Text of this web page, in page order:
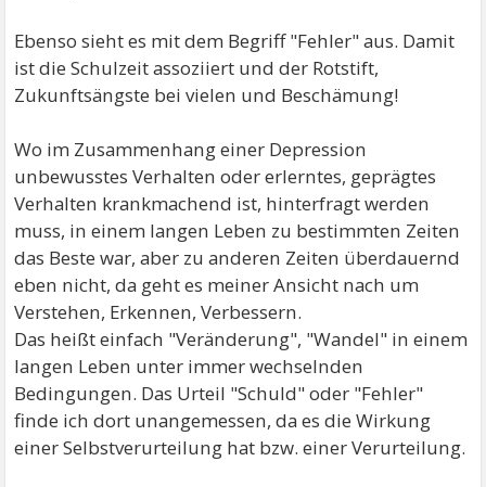
Ebenso sieht es mit dem Begriff "Fehler" aus. Damit
ist die Schulzeit assoziiert und der Rotstift,
Zukunftsängste bei vielen und Beschämung!
Wo im Zusammenhang einer Depression
unbewusstes Verhalten oder erlerntes, geprägtes
Verhalten krankmachend ist, hinterfragt werden
muss, in einem langen Leben zu bestimmten Zeiten
das Beste war, aber zu anderen Zeiten überdauernd
eben nicht, da geht es meiner Ansicht nach um
Verstehen, Erkennen, Verbessern.
Das heißt einfach "Veränderung", "Wandel" in einem
langen Leben unter immer wechselnden
Bedingungen. Das Urteil "Schuld" oder "Fehler"
finde ich dort unangemessen, da es die Wirkung
einer Selbstverurteilung hat bzw. einer Verurteilung.